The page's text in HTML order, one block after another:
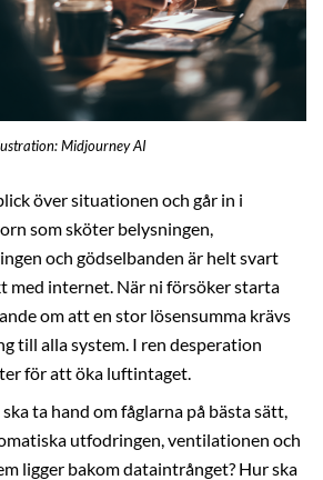
Midjourney AI
över situationen och går in i
som sköter belysningen,
och gödselbanden är helt svart
med internet. När ni försöker starta
om att en stor lösensumma krävs
till alla system. I ren desperation
för att öka luftintaget.
ta hand om fåglarna på bästa sätt,
utfodringen, ventilationen och
ligger bakom dataintrånget? Hur ska